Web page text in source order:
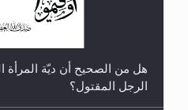
هل من الصحيح أن ديّة المرأة
الرجل المقتول؟